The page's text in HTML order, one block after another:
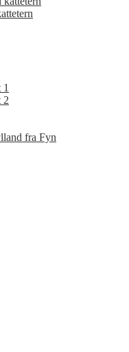
2
fra Fyn